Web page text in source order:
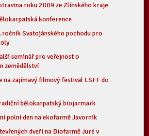
roku 2009 ze Zlínského kraje
konference
Svatojánského pochodu pro
seminář pro veřejnost o
zemědělství
na zajímavý filmový festival LSFF do
bělokarpatský biojarmark
polní den na ekofarmě Javorník
dveří na Biofarmě Juré v